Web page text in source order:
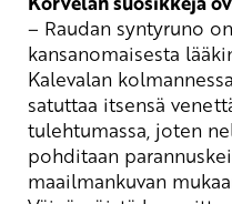
– Raudan syntyruno
kansanomaisesta
Kalevalan
satuttaa itsensä
tulehtumassa, joten
pohditaan
maailmankuvan